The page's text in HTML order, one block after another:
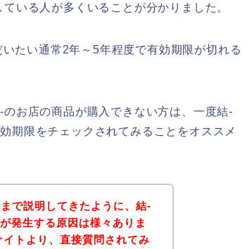
いる人が多くいることが分かりました。
たい通常2年～5年程度で有効期限が切れる
お店の商品が購入できない方は、一度結-
期限をチェックされてみることをオススメ
で説明してきたように、結-
発生する原因は様々ありま
トより、直接質問されてみ